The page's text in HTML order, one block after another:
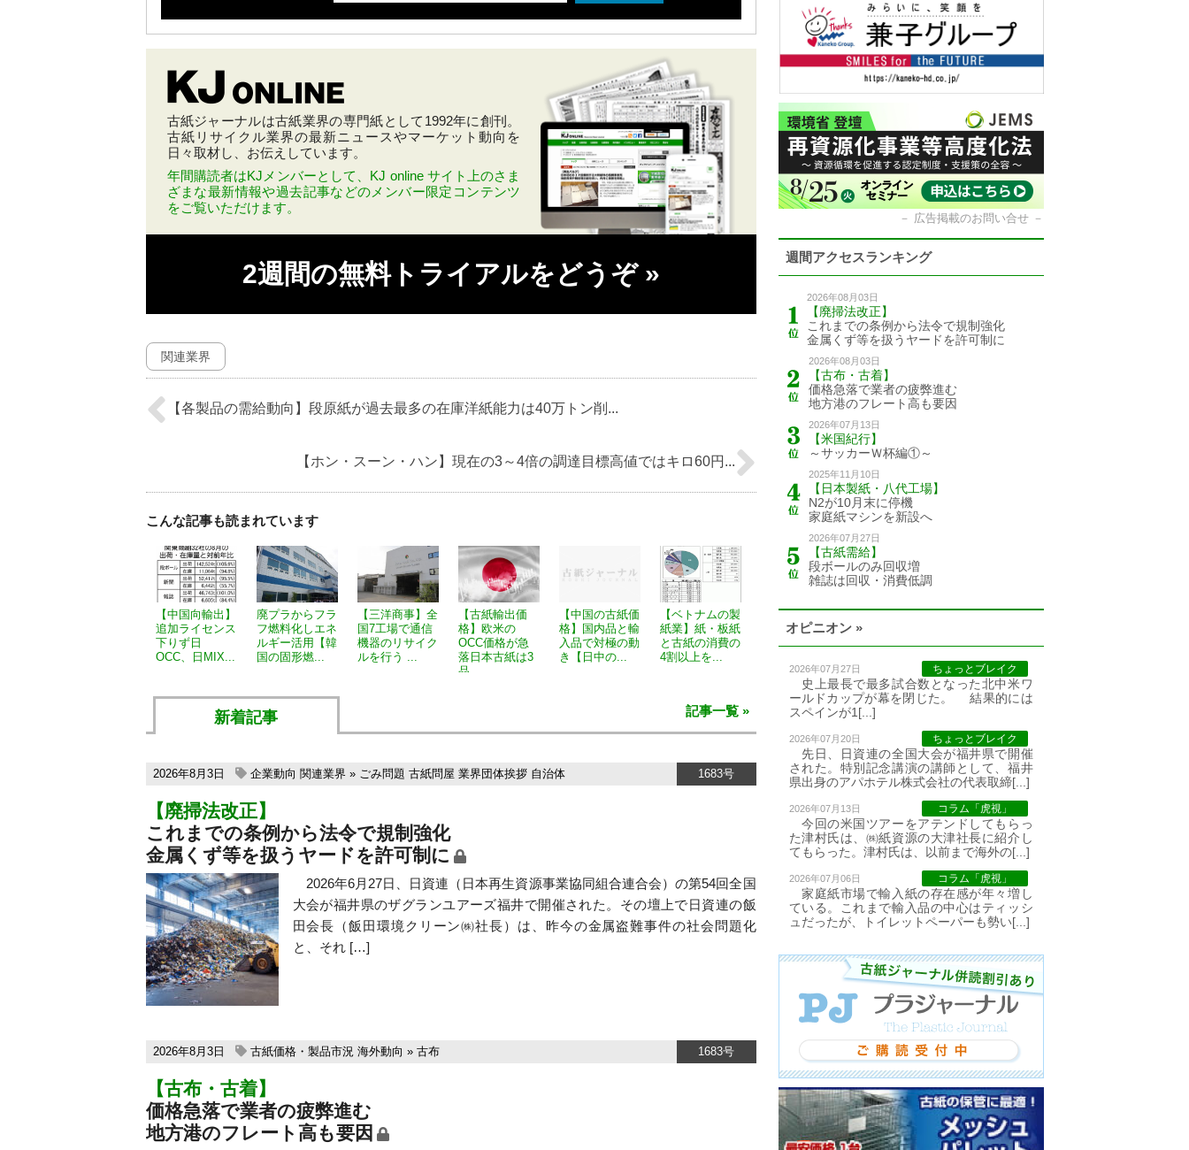
古紙ジャーナルは古紙業界の専門紙として1992年に創刊。
古紙リサイクル業界の最新ニュースやマーケット動向を
日々取材し、お伝えしています。
年間購読者はKJメンバーとして、KJ online サイト上のさま
ざまな最新情報や過去記事などのメンバー限定コンテンツ
をご覧いただけます。
2週間の無料トライアルをどうぞ »
関連業界
【各製品の需給動向】段原紙が過去最多の在庫洋紙能力は40万トン削...
【ホン・スーン・ハン】現在の3～4倍の調達目標高値ではキロ60円...
こんな記事も読まれています
【中国向輸出】
追加ライセンス
下りず日
OCC、日MIX...
廃プラからフラ
フ燃料化しエネ
ルギー活用【韓
国の固形燃...
【三洋商事】全
国7工場で通信
機器のリサイク
ルを行う ...
【古紙輸出価
格】欧米の
OCC価格が急
落日本古紙は3
品...
【中国の古紙価
格】国内品と輸
入品で対極の動
き【日中の...
【ベトナムの製
紙業】紙・板紙
と古紙の消費の
4割以上を...
新着記事 記事一覧 »
2026年8月3日 企業動向 関連業界 » ごみ問題 古紙問屋 業界団体挨拶 自治体 1683号
【廃掃法改正】
これまでの条例から法令で規制強化
金属くず等を扱うヤードを許可制に
2026年6月27日、日資連（日本再生資源事業協同組合連合会）の第54回全国
大会が福井県のザグランユアーズ福井で開催された。その壇上で日資連の飯
田会長（飯田環境クリーン㈱社長）は、昨今の金属盗難事件の社会問題化
と、それ […]
2026年8月3日 古紙価格・製品市況 海外動向 » 古布 1683号
【古布・古着】
価格急落で業者の疲弊進む
地方港のフレート高も要因
－ 広告掲載のお問い合せ－
週間アクセスランキング
2026年08月03日
【廃掃法改正】
これまでの条例から法令で規制強化
金属くず等を扱うヤードを許可制に
2026年08月03日
【古布・古着】
価格急落で業者の疲弊進む
地方港のフレート高も要因
2026年07月13日
【米国紀行】
～サッカーＷ杯編①～
2025年11月10日
【日本製紙・八代工場】
N2が10月末に停機
家庭紙マシンを新設へ
2026年07月27日
【古紙需給】
段ボールのみ回収増
雑誌は回収・消費低調
オピニオン »
2026年07月27日 ちょっとブレイク
史上最長で最多試合数となった北中米ワ
ールドカップが幕を閉じた。 結果的には
スペインが1[...]
2026年07月20日 ちょっとブレイク
先日、日資連の全国大会が福井県で開催
された。特別記念講演の講師として、福井
県出身のアパホテル株式会社の代表取締[...]
2026年07月13日 コラム「虎視」
今回の米国ツアーをアテンドしてもらっ
た津村氏は、㈱紙資源の大津社長に紹介し
てもらった。津村氏は、以前まで海外の[...]
2026年07月06日 コラム「虎視」
家庭紙市場で輸入紙の存在感が年々増し
ている。これまで輸入品の中心はティッシ
ュだったが、トイレットペーパーも勢い[...]